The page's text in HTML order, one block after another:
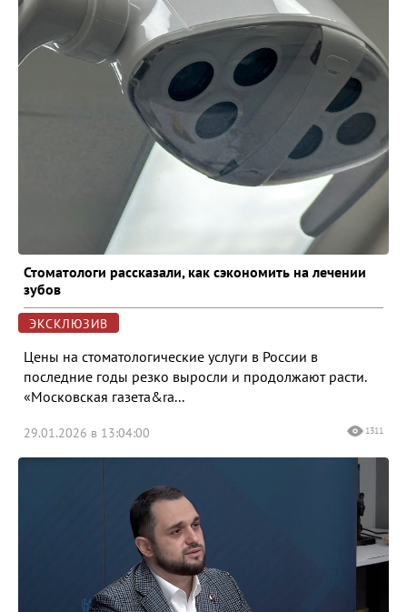
Стоматологи рассказали, как сэкономить на лечении
зубов
ЭКСКЛЮЗИВ
Цены на стоматологические услуги в России в
последние годы резко выросли и продолжают расти.
«Московская газета&ra...
29.01.2026 в 13:04:00 1311